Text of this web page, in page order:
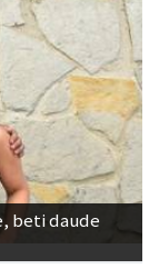
beti daude